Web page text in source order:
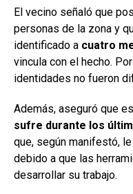
El vecino señaló que
personas de la zona y
identificado a cuatro
vincula con el hecho.
identidades no fueron
Además, aseguró que
sufre durante los
que, según manifestó,
debido a que las
desarrollar su trabajo.